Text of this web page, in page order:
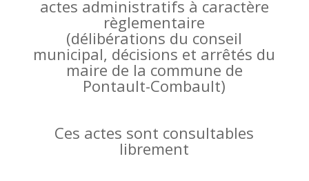
actes administratifs à caractère
règlementaire
(délibérations du conseil
municipal, décisions et arrêtés du
maire de la commune de
Pontault-Combault)
Ces actes sont consultables
librement